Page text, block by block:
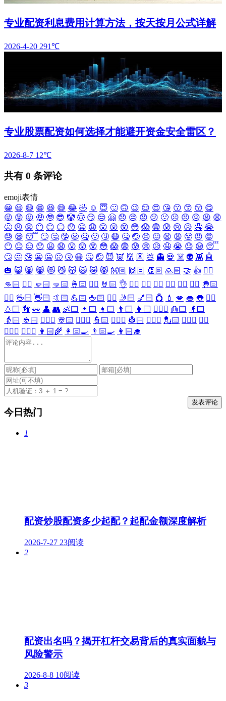
专业配资利息费用计算方法，按天按月公式详解
2026-4-20 291℃
专业股票配资如何选择才能避开资金安全雷区？
2026-8-7 12℃
共有 0 条评论
emoji表情
😀 😃 😄 😁 😆 😅 😂 🤣 ☺️ 😇 🙂 🙃 😉 😌 😍 😘 😗 😙 😚 😋
😜 😝 😛 🤑 🤓 😎 🤡 🤠 😏 😒 🤗 😞 😔 😟 😕 🙁 ☹️ 😣 😖 😫 😩
😤 😠 😡 😶 😐 😑 😯 😦 😧 😮 😲 😵 😳 😱 😨 😰 😢 😥 🤤 😭
😓 😪 😴 🙄 🤔 🤥 😬 🤐 🤢 🤧 😷 🤒 🤕 😣 😖 😫 😩 😤 😠 😡
😶 😐 😑 😯 😦 😧 😮 😲 😵 😳 😱 😨 😰 😢 😥 🤤 😭 😓 😪 😴
🙄 🤔 🤥 😬 🤐 🤢 🤧 😷 🤒 🤕 😈 👿 👹 👺 💩 👻 💀 ☠️ 👽 👾 🤖
🎃 😺 😸 😹 😻 😼 😽 🙀 😿 😾 👐🏻 🙌🏻 👏🏻 🙏🏻 🤝 👍 👎🏻
👊🏻 ✊🏻 🤛🏻 🤜🏻 🤞🏻 ✌🏻 🤘🏻 👌 👈🏻 👉🏻 👆🏻 👇🏻 ☝🏻 ✋🏻 🤚🏻
🖐🏻 🖖🏻 👋🏻 🤙🏻 💪🏻 🖕🏻 ✍🏻 🤳🏻 💅🏻 💍 💄 💋 👄 👅 👂🏻
👃🏻 👣 👀 👤 👥 👶🏻 👦🏻 👧🏻 👨🏻 👩🏻 👱🏻‍♀️ 👱🏻
👴🏻
👵🏻 👲🏻 👳🏻‍♀️ 👳🏻 👮🏻‍♀️ 👮🏻 👷🏻‍♀️ 👷🏻 💂🏻‍♀️ 💂🏻 🕵🏻‍♀️ 🕵🏻
👩🏻‍⚕️ 👨🏻‍⚕️ 👩🏻‍🌾 👩🏻‍🍳 👨🏻‍🍳 👩🏻‍🎓
今日热门
1
配资炒股配资多少起配？起配金额深度解析
2026-7-27 23阅读
2
配资出名吗？揭开杠杆交易背后的真实面貌与
风险警示
2026-8-8 10阅读
3